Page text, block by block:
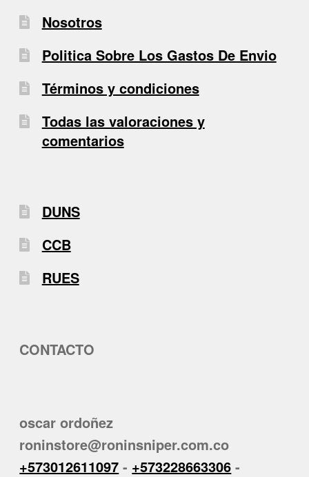
Nosotros
Politica Sobre Los Gastos De Envio
Términos y condiciones
Todas las valoraciones y
comentarios
DUNS
CCB
RUES
CONTACTO
oscar ordoñez
roninstore@roninsniper.com.co
+573012611097 - +573228663306 -